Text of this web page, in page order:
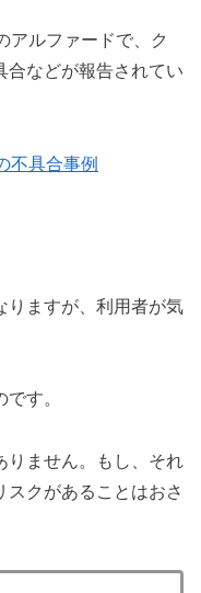
アルファードで、ク
合などが報告されてい
不具合事例
りますが、利用者が気
す。
りません。もし、それ
スクがあることはおさ